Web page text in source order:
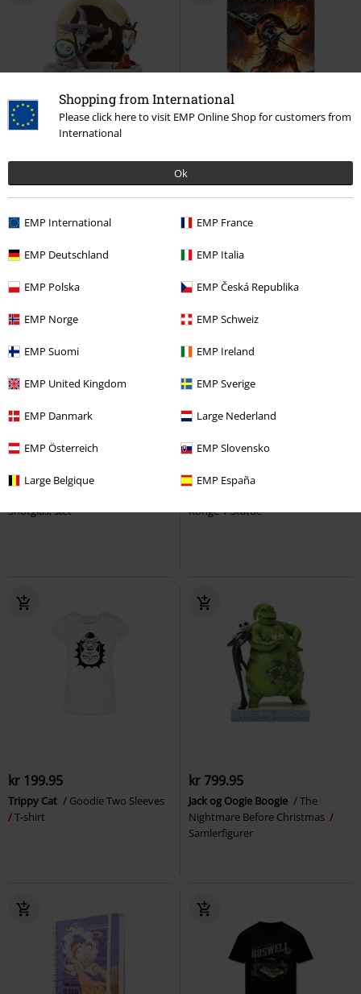
Shopping from International
Please click here to visit EMP Online Shop for customers from
International
Ok
EMP International EMP France
EMP Deutschland EMP Italia
EMP Polska EMP Česká Republika
EMP Norge EMP Schweiz
EMP Suomi EMP Ireland
EMP United Kingdom EMP Sverige
EMP Danmark Large Nederland
EMP Österreich EMP Slovensko
Large Belgique EMP España
kr 799.95
Lock, Shock, and Barrel
The
Samlerfigurer
Wildlive Powerwolf Flag
kr 129.95
Shotglas, sæt
kr 649.95
Konge
Statue
kr 199.95
Trippy Cat
Goodie Two Sleeves
T-shirt
kr 799.95
Jack og Oogie Boogie
The
Nightmare Before Christmas
Samlerfigurer